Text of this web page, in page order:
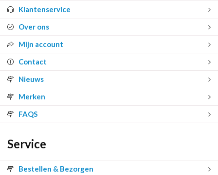
Klantenservice
Over ons
Mijn account
Contact
Nieuws
Merken
FAQS
Service
Bestellen & Bezorgen